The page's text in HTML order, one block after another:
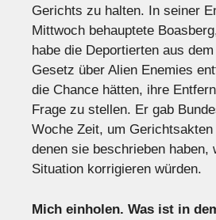
Gerichts zu halten. In seiner
Mittwoch behauptete
habe die Deportierten aus
Gesetz über Alien Enemies
die Chance hätten, ihre
Frage zu stellen. Er gab
Woche Zeit, um
denen sie beschrieben haben,
Situation korrigieren würden.
Mich einholen. Was ist in